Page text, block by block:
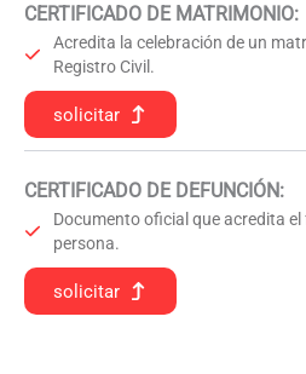
CERTIFICADO DE MATRIMONIO:
Acredita la celebración de un
Registro Civil.
solicitar
CERTIFICADO DE DEFUNCIÓN:
Documento oficial que acredita
persona.
solicitar